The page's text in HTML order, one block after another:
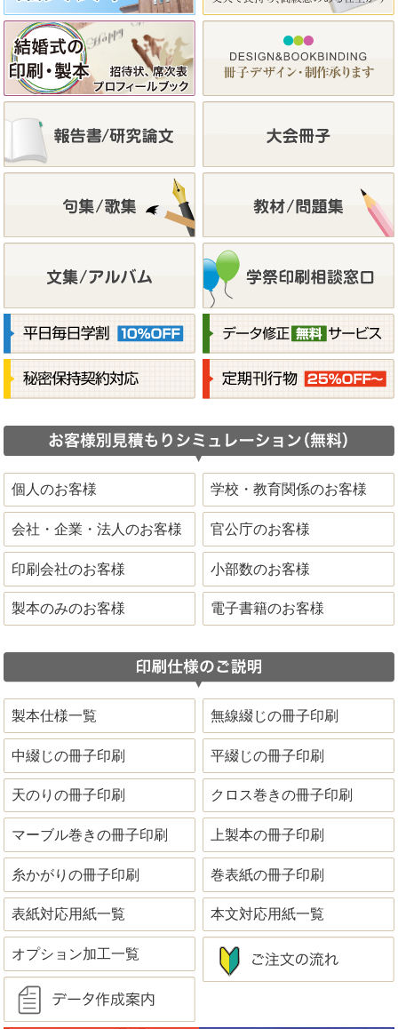
個人のお客様 学校・教育関係のお客様
会社・企業・法人のお客様 官公庁のお客様
印刷会社のお客様 小部数のお客様
製本のみのお客様 電子書籍のお客様
製本仕様一覧 無線綴じの冊子印刷
中綴じの冊子印刷 平綴じの冊子印刷
天のりの冊子印刷 クロス巻きの冊子印刷
マーブル巻きの冊子印刷 上製本の冊子印刷
糸かがりの冊子印刷 巻表紙の冊子印刷
表紙対応用紙一覧 本文対応用紙一覧
オプション加工一覧